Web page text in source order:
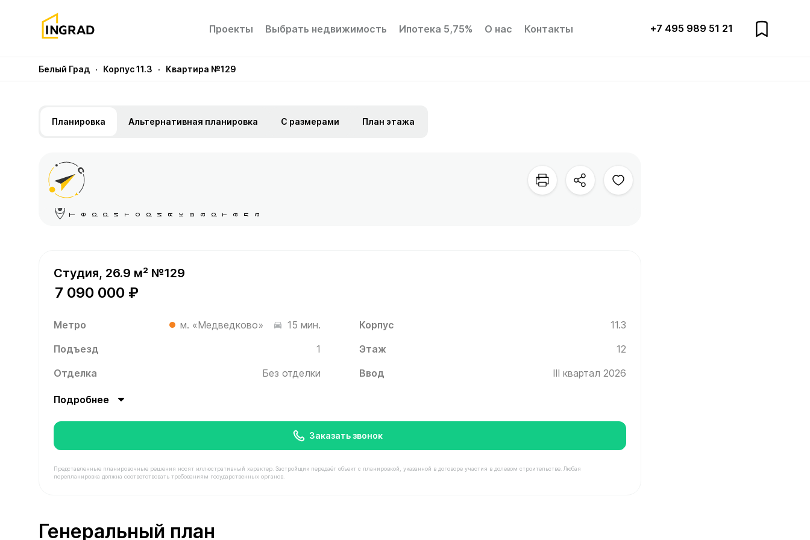
Проекты Выбрать недвижимость Ипотека 5,75% О нас Контакты +7 495 989 51 21
Белый Град · Корпус 11.3 · Квартира №129
Планировка Альтернативная планировка С размерами План этажа
Территория квартала
Студия, 26.9 м² №129
7 090 000 ₽
Метро м. «Медведково» 15 мин. Корпус 11.3
Подъезд 1 Этаж
12
Отделка
Без отделки Ввод III квартал 2026
Подробнее
Заказать звонок
Представленные планировочные решения носят иллюстративный характер. Застройщик передаёт объект с планировкой, указанной в договоре участия в долевом строительстве. Любая
перепланировка должна соответствовать требованиям государственных органов.
Генеральный план